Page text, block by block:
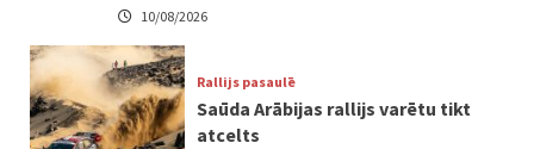
10/08/2026
Rallijs pasaulē
Saūda Arābijas rallijs varētu tikt
atcelts